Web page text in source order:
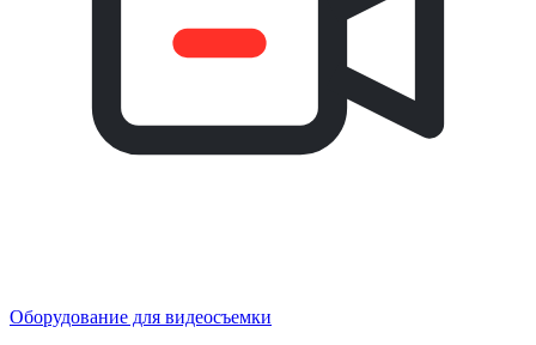
Оборудование для видеосъемки